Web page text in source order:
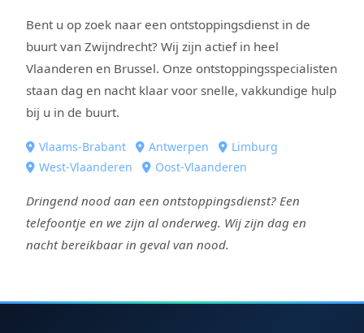
Bent u op zoek naar een ontstoppingsdienst in de
buurt van Zwijndrecht? Wij zijn actief in heel
Vlaanderen en Brussel. Onze ontstoppingsspecialisten
staan dag en nacht klaar voor snelle, vakkundige hulp
bij u in de buurt.
Vlaams-Brabant Antwerpen
Limburg
West-Vlaanderen
Oost-Vlaanderen
Dringend nood aan een ontstoppingsdienst? Een
telefoontje en we zijn al onderweg. Wij zijn dag en
nacht bereikbaar in geval van nood.